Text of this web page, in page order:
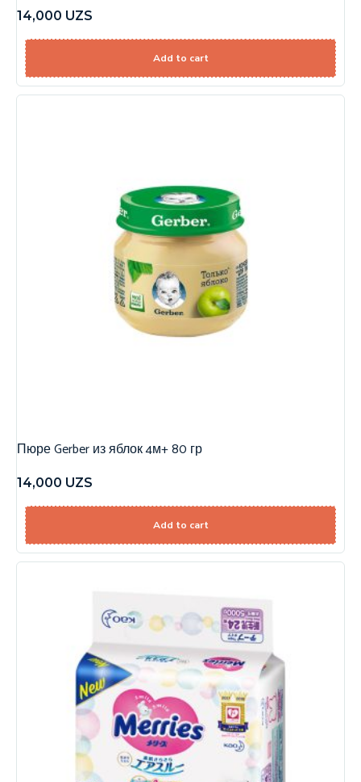
14,000 UZS
Add to cart
Пюре Gerber из яблок 4м+ 80 гр
14,000 UZS
Add to cart